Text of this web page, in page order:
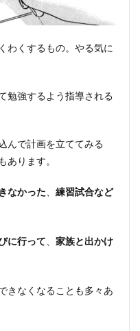
わくするもの。やる気に
勉強するよう指導される
んで計画を立ててみる
あります。
なかった
練習試合など
に行って
家族と出かけ
きなくなることも多々あ